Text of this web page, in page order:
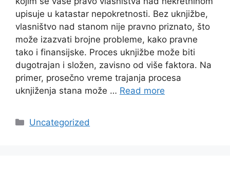
upisuje u katastar nepokretnosti. Bez uknjižbe,
vlasništvo nad stanom nije pravno priznato, što
može izazvati brojne probleme, kako pravne
tako i finansijske. Proces uknjižbe može biti
dugotrajan i složen, zavisno od više faktora. Na
primer, prosečno vreme trajanja procesa
uknjiženja stana može … Read more
Categories
Uncategorized